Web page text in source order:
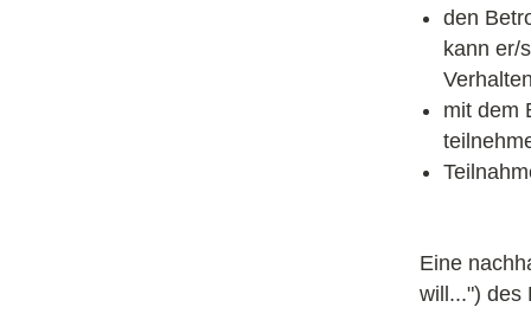
den
kann er/
mit dem
Eine
will...") des